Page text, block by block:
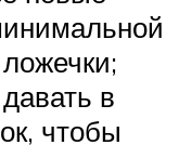
в
чтобы